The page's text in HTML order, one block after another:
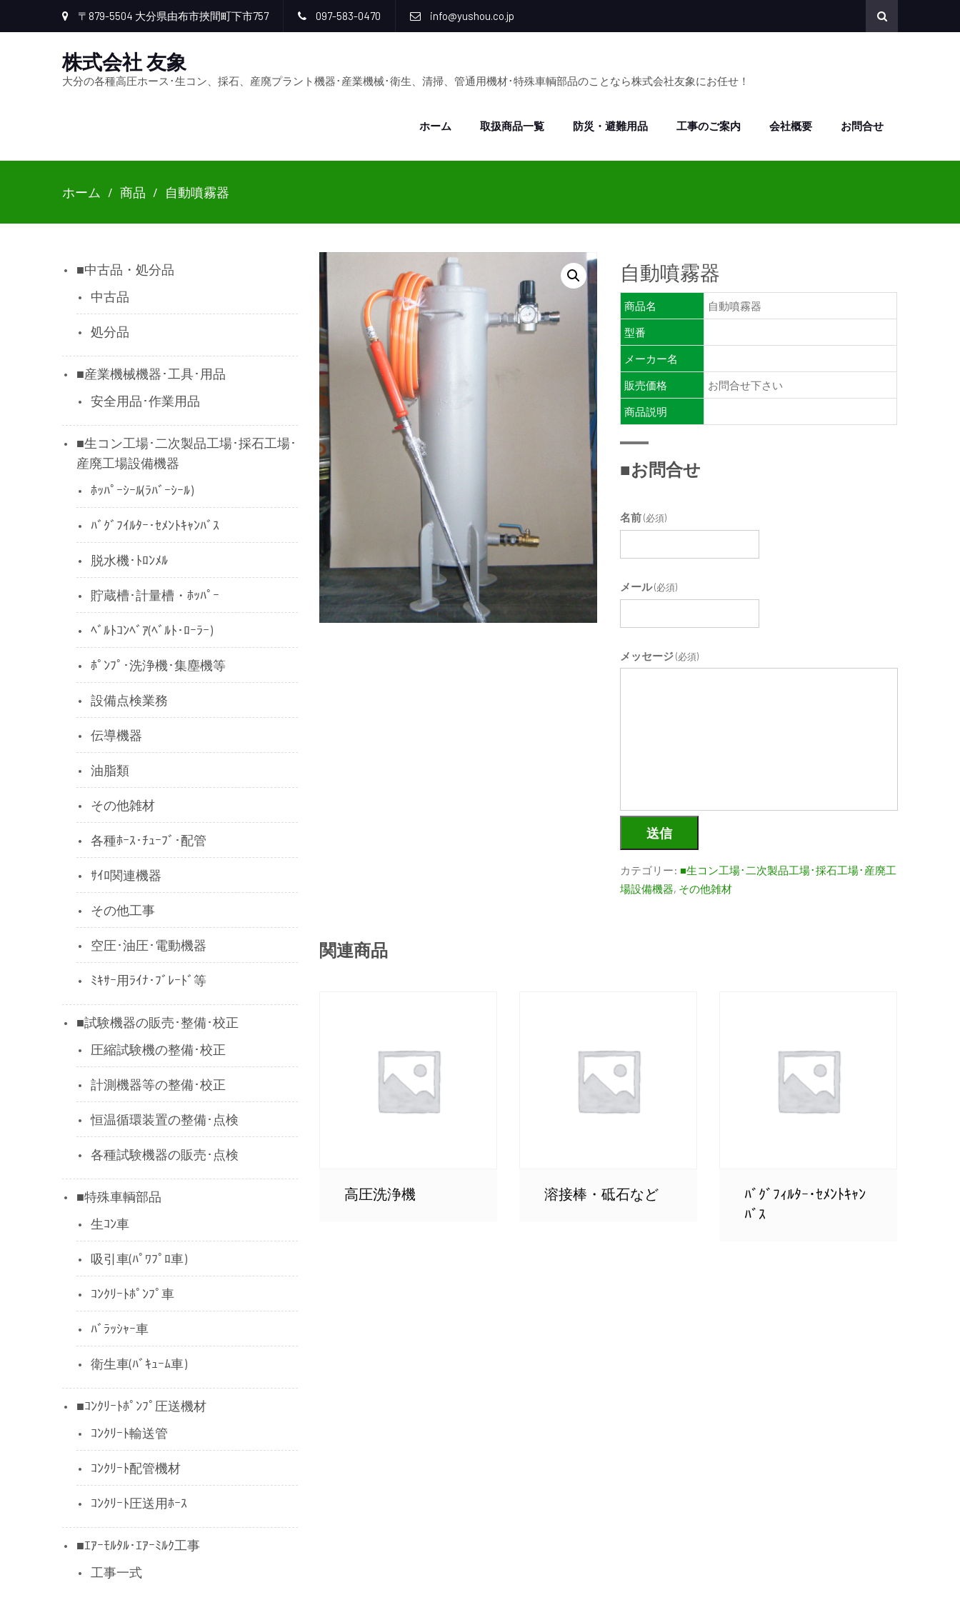
〒879-5504 大分県由布市挾間町下市757 097-583-0470 info@yushou.co.jp
株式会社 友象
大分の各種高圧ホース･生コン、採石、産廃プラント機器･産業機械･衛生、清掃、管通用機材･特殊車輌部品のことなら株式会社友象にお任せ！
ホーム 取扱商品一覧 防災・避難用品 工事のご案内 会社概要 お問合せ
ホーム 商品 自動噴霧器
自動噴霧器
商品名 自動噴霧器
型番
メーカー名
販売価格 お問合せ下さい
商品説明
■お問合せ
名前 (必須)
メール(必須)
メッセージ (必須)
送信
カテゴリー:■生コン工場･二次製品工場･採石工場･産廃工
場設備機器, その他雑材
関連商品
高圧洗浄機 溶接棒・砥石など
ﾊﾞｸﾞﾌｨﾙﾀｰ･ｾﾒﾝﾄｷｬﾝ
ﾊﾞｽ
■中古品・処分品
中古品
処分品
■産業機械機器･工具･用品
安全用品･作業用品
■生コン工場･二次製品工場･採石工場･
産廃工場設備機器
ﾎｯﾊﾟｰｼｰﾙ(ﾗﾊﾞｰｼｰﾙ)
ﾊﾞｸﾞﾌｲﾙﾀｰ･ｾﾒﾝﾄｷｬﾝﾊﾞｽ
脱水機･ﾄﾛﾝﾒﾙ
貯蔵槽･計量槽・ﾎｯﾊﾟｰ
ﾍﾞﾙﾄｺﾝﾍﾞｱ(ﾍﾞﾙﾄ･ﾛｰﾗｰ)
ﾎﾟﾝﾌﾟ･洗浄機･集塵機等
設備点検業務
伝導機器
油脂類
その他雑材
各種ﾎｰｽ･ﾁｭｰﾌﾞ･配管
ｻｲﾛ関連機器
その他工事
空圧･油圧･電動機器
ﾐｷｻｰ用ﾗｲﾅ･ﾌﾞﾚｰﾄﾞ等
■試験機器の販売･整備･校正
圧縮試験機の整備･校正
計測機器等の整備･校正
恒温循環装置の整備･点検
各種試験機器の販売･点検
■特殊車輌部品
生ｺﾝ車
吸引車(ﾊﾟﾜﾌﾟﾛ車)
ｺﾝｸﾘｰﾄﾎﾟﾝﾌﾟ車
ﾊﾞﾗｯｼｬｰ車
衛生車(ﾊﾞｷｭｰﾑ車)
■ｺﾝｸﾘｰﾄﾎﾟﾝﾌﾟ圧送機材
ｺﾝｸﾘｰﾄ輸送管
ｺﾝｸﾘｰﾄ配管機材
ｺﾝｸﾘｰﾄ圧送用ﾎｰｽ
■ｴｱｰﾓﾙﾀﾙ･ｴｱｰﾐﾙｸ工事
工事一式